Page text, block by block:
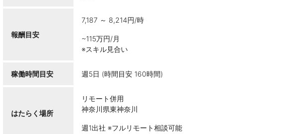
報酬目安
7,187 ～ 8,214円/時
~115万円/月
※スキル見合い
稼働時間目安 週5日 (時間目安 160時間)
はたらく場所
リモート併用
神奈川県東神奈川
週1出社 ※フルリモート相談可能